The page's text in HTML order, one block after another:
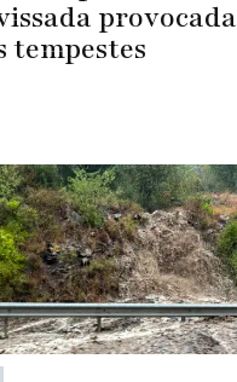
provocada
tempestes